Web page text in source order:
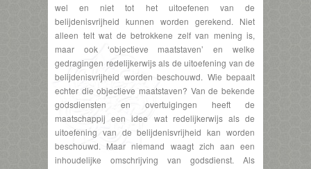
wel en niet tot het uitoefenen van de
belijdenisvrijheid kunnen worden gerekend. Niet
alleen telt wat de betrokkene zelf van mening is,
maar ook ‘objectieve maatstaven’ en welke
gedragingen redelijkerwijs als de uitoefening van de
belijdenisvrijheid worden beschouwd. Wie bepaalt
echter die objectieve maatstaven? Van de bekende
godsdiensten en overtuigingen heeft de
maatschappij een idee wat redelijkerwijs als de
uitoefening van de belijdenisvrijheid kan worden
beschouwd. Maar niemand waagt zich aan een
inhoudelijke omschrijving van godsdienst. Als